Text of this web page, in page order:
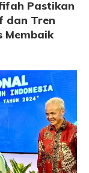
Pastikan
dan Tren
Membaik